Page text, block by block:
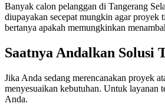
Banyak calon pelanggan di Tangerang
diupayakan secepat mungkin agar proyek
bertanya apakah memungkinkan
Saatnya Andalkan Solusi
Jika Anda sedang merencanakan proyek
menyesuaikan kebutuhan. Untuk layanan
Anda.